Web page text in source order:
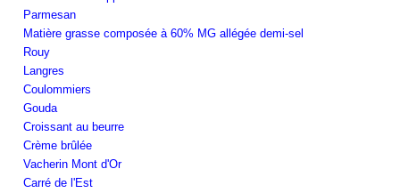
Parmesan
Matière grasse composée à 60% MG allégée demi-sel
Rouy
Langres
Coulommiers
Gouda
Croissant au beurre
Crème brûlée
Vacherin Mont d'Or
Carré de l'Est